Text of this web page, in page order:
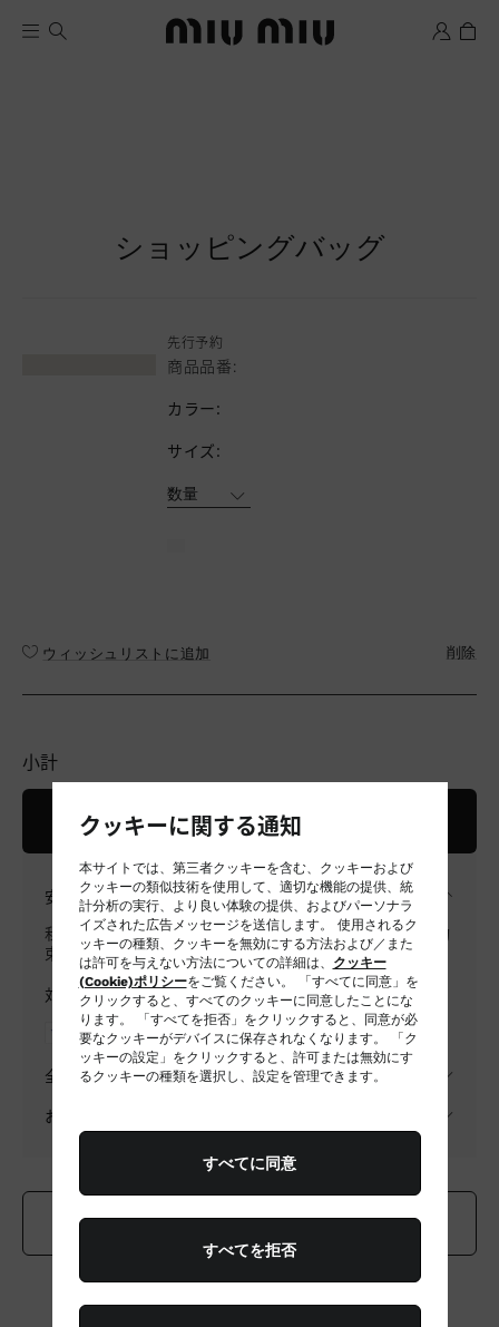
クッキーに関する通知
本サイトでは、第三者クッキーを含む、クッキーおよび
クッキーの類似技術を使用して、適切な機能の提供、統
計分析の実行、より良い体験の提供、およびパーソナラ
イズされた広告メッセージを送信します。 使用されるク
ッキーの種類、クッキーを無効にする方法および／また
は許可を与えない方法についての詳細は、
クッキー
(Cookie)ポリシーをご覧ください。 「すべてに同意」を
クリックすると、すべてのクッキーに同意したことにな
ります。 「すべてを拒否」をクリックすると、同意が必
要なクッキーがデバイスに保存されなくなります。 「ク
ッキーの設定」をクリックすると、許可または無効にす
るクッキーの種類を選択し、設定を管理できます。
すべてに同意
すべてを拒否
ショッピングバッグ
先行予約
商品品番:
カラー:
サイズ:
数量
ウィッシュリストに追加 削除
安全なお支払い
私たちは全てのお取引において最高レベルの安全性をお約
束いたします。
対応可能なお支払い方法
全国送料無料
お問い合わせ
小計
ご購入手続きに進む
ショッピングを続ける